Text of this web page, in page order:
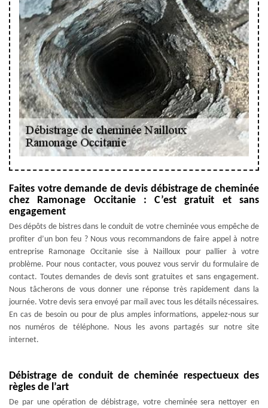
Faites votre demande de devis débistrage de cheminée
chez Ramonage Occitanie : C’est gratuit et sans
engagement
Des dépôts de bistres dans le conduit de votre cheminée vous empêche de
profiter d’un bon feu ? Nous vous recommandons de faire appel à notre
entreprise Ramonage Occitanie sise à Nailloux pour pallier à votre
problème. Pour nous contacter, vous pouvez vous servir du formulaire de
contact. Toutes demandes de devis sont gratuites et sans engagement.
Nous tâcherons de vous donner une réponse très rapidement dans la
journée. Votre devis sera envoyé par mail avec tous les détails nécessaires.
En cas de besoin ou pour de plus amples informations, appelez-nous sur
nos numéros de téléphone. Nous les avons partagés sur notre site
internet.
Débistrage de conduit de cheminée respectueux des
règles de l’art
De par une opération de débistrage, votre cheminée sera nettoyer en